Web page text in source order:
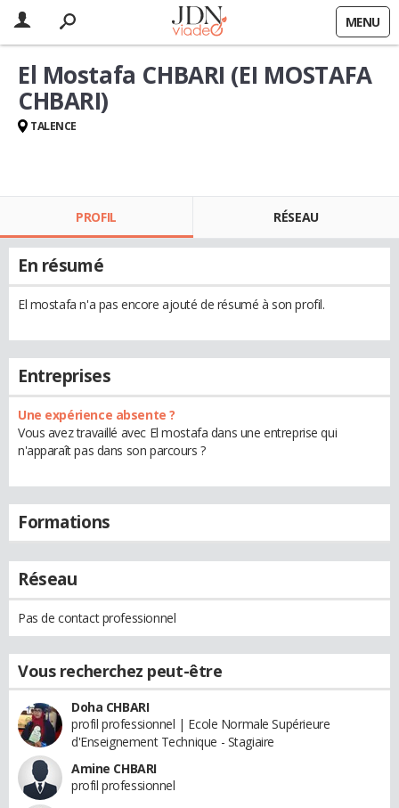
MENU
El Mostafa CHBARI (EI MOSTAFA
CHBARI)
TALENCE
PROFIL RÉSEAU
En résumé
El mostafa n'a pas encore ajouté de résumé à son profil.
Entreprises
Une expérience absente ?
Vous avez travaillé avec El mostafa dans une entreprise qui
n'apparaît pas dans son parcours ?
Formations
Réseau
Pas de contact professionnel
Vous recherchez peut-être
Doha CHBARI
profil professionnel | Ecole Normale Supérieure
d'Enseignement Technique - Stagiaire
Amine CHBARI
profil professionnel